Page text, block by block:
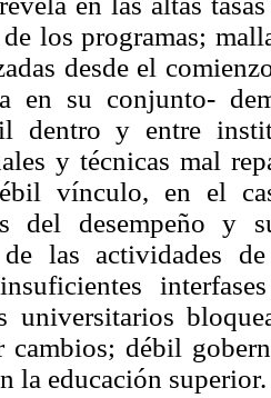
los programas;
desde el
en su conjunto-
dentro y entre
y técnicas mal
vínculo, en el
del desempeño y
las actividades
universitarios
cambios; débil
la educación superior.